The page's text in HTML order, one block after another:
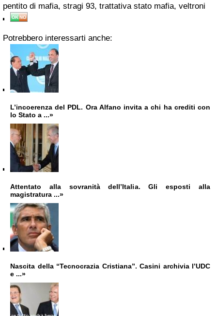
pentito di mafia, stragi 93, trattativa stato mafia, veltroni
Potrebbero interessarti anche:
L’incoerenza del PDL. Ora Alfano invita a chi ha crediti con
lo Stato a ...»
Attentato alla sovranità dell’Italia. Gli esposti alla
magistratura ...»
Nascita della “Tecnocrazia Cristiana”. Casini archivia l’UDC
e ...»